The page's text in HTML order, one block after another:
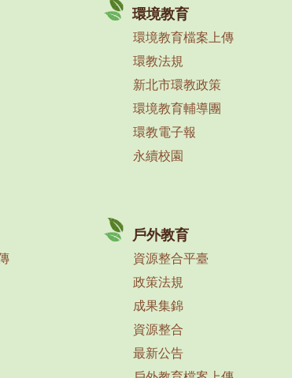
環境教育
環境教育檔案上傳
環教法規
新北市環教政策
環境教育輔導團
環教電子報
永續校園
戶外教育
資源整合平臺
政策法規
成果集錦
資源整合
最新公告